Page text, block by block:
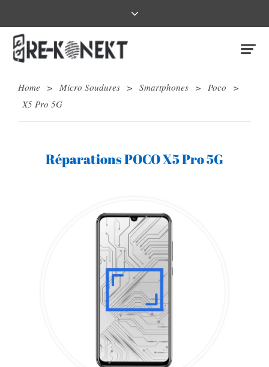
Home > Micro Soudures > Smartphones > Poco
>
X5 Pro 5G
Réparations POCO X5 Pro 5G